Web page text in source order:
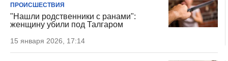
ПРОИСШЕСТВИЯ
"Нашли родственники с ранами":
женщину убили под Талгаром
15 января 2026, 17:14